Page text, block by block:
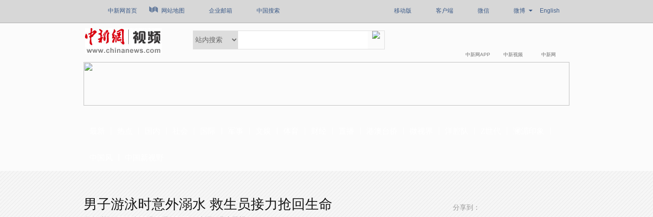
中新网首页 网站地图 企业邮箱 中国搜索 移动版 客户端 微信 微博 English
中新网APP 中新视频 中新网
男子游泳时意外溺水 救生员接力抢回生命 分享到：